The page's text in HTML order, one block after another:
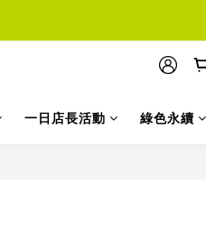
一日店長活動 綠色永續